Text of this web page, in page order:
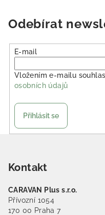
Odebírat
E-mail
Vložením e-mailu
osobních údajů
Přihlásit se
Kontakt
CARAVAN Plus s.r.o.
Přívozní 1054
170 00 Praha 7